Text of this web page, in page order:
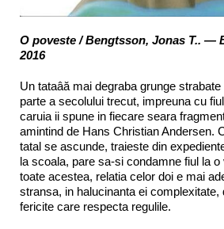
O poveste / Bengtsson, Jonas T.. —
2016
Un tataâă mai degraba grunge
parte a secolului trecut, impreuna cu
caruia ii spune in fiecare seara
amintind de Hans Christian Andersen.
tatal se ascunde, traieste din
la scoala, pare sa-si condamne fiul la
toate acestea, relatia celor doi e mai
stransa, in halucinanta ei complexitate,
fericite care respecta regulile.